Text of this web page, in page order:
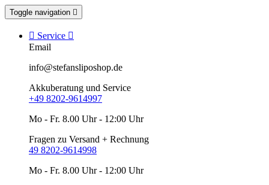
Toggle navigation 
 Service 
Email
info@stefansliposhop.de
Akkuberatung und Service
+49 8202-9614997
Mo - Fr. 8.00 Uhr - 12:00 Uhr
Fragen zu Versand + Rechnung
49 8202-9614998
Mo - Fr. 8.00 Uhr - 12:00 Uhr